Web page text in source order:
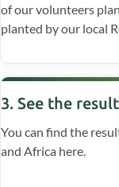
of our volunteers
planted by our local
3. See the
You can find the
and Africa here.